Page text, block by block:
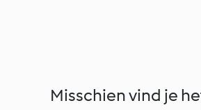
Misschien vind je